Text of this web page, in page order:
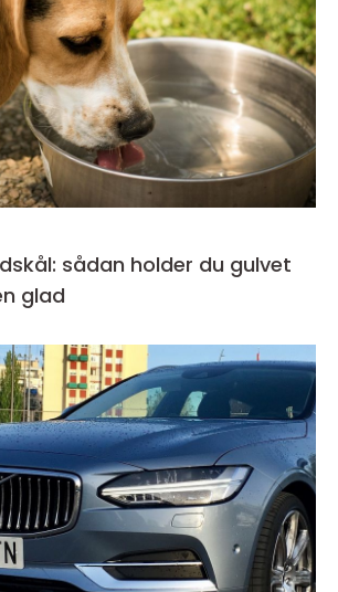
sådan holder du gulvet
glad